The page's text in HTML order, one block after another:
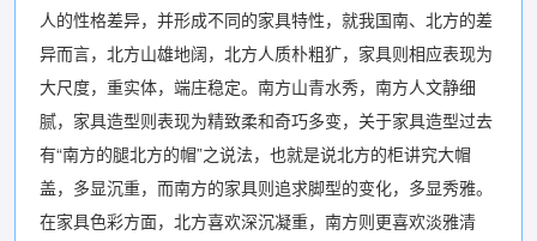
人的性格差异，并形成不同的家具特性，就我国南、北方的差
异而言，北方山雄地阔，北方人质朴粗犷，家具则相应表现为
大尺度，重实体，端庄稳定。南方山青水秀，南方人文静细
腻，家具造型则表现为精致柔和奇巧多变，关于家具造型过去
有“南方的腿北方的帽”之说法，也就是说北方的柜讲究大帽
盖，多显沉重，而南方的家具则追求脚型的变化，多显秀雅。
在家具色彩方面，北方喜欢深沉凝重，南方则更喜欢淡雅清